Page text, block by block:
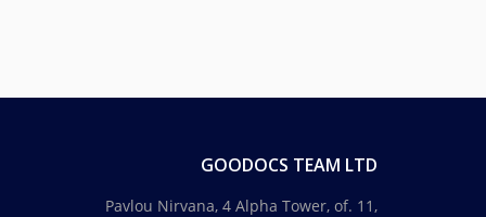
GOODOCS TEAM LTD
Pavlou Nirvana, 4 Alpha Tower, of. 11,